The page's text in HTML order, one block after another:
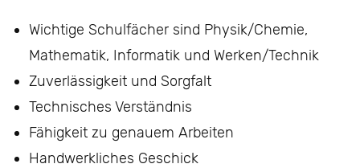
Wichtige Schulfächer sind Physik/Chemie,
Mathematik, Informatik und Werken/Technik
Zuverlässigkeit und Sorgfalt
Technisches Verständnis
Fähigkeit zu genauem Arbeiten
Handwerkliches Geschick